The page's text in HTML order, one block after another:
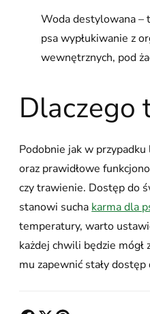
Woda destylowana –
psa wypłukiwanie z
wewnętrznych, pod
Dlaczego
Podobnie jak w
oraz prawidłowe
czy trawienie. Dostęp do
stanowi sucha karma dla
temperatury, warto
każdej chwili będzie
mu zapewnić stały